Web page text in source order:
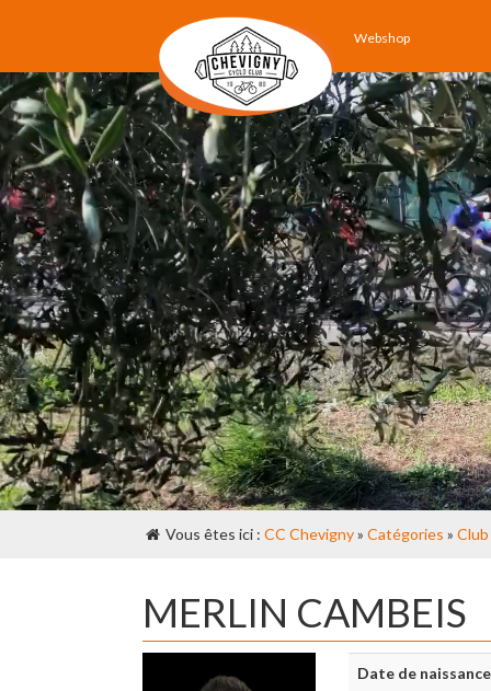
Webshop
Vous êtes ici : CC Chevigny» Catégories » Club
MERLIN CAMBEIS
Date de naissance